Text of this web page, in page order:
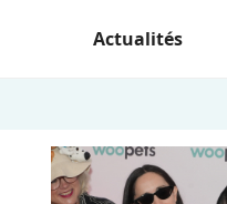
Actualités